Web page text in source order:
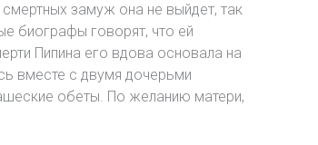
замуж она не выйдет, так
биографы говорят, что ей
Пипина его вдова основала на
вместе с двумя дочерьми
обеты. По желанию матери,